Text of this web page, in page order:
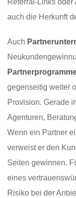
auch die Herkunft
Auch
gegenseitig weiter
Provision. Gerade
Agenturen,
Wenn ein Partner
verweist er den
Seiten gewinnen.
eines
Risiko bei der